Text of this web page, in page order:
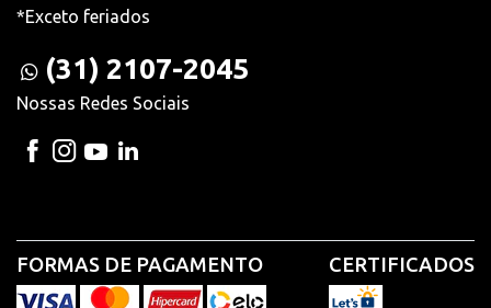
*Exceto feriados
(31) 2107-2045
Nossas Redes Sociais
FORMAS DE PAGAMENTO CERTIFICADOS